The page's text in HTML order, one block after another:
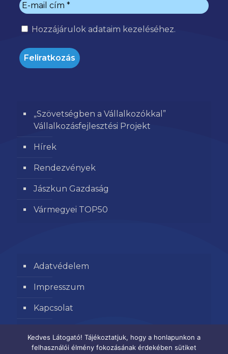
Hozzájárulok adataim kezeléséhez.
„Szövetségben a Vállalkozókkal”
Vállalkozásfejlesztési Projekt
Hírek
Rendezvények
Jászkun Gazdaság
Vármegyei TOP50
Adatvédelem
Impresszum
Kapcsolat
Kedves Látogató! Tájékoztatjuk, hogy a honlapunkon a
felhasználói élmény fokozásának érdekében sütiket